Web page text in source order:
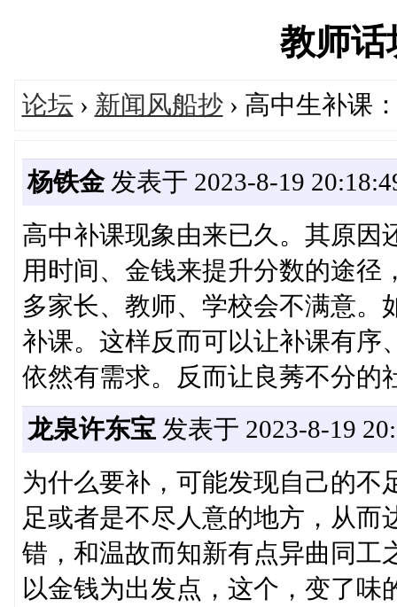
教师话
论坛 › 新闻风船抄› 高中生补课
杨铁金发表于 2023-8-19
高中补课现象由来已久。其原因
用时间、金钱来提升分数的途径
多家长、教师、学校会不满意。
补课。这样反而可以让补课有序
依然有需求。反而让良莠不分的
龙泉许东宝 发表于 2023-8-19
为什么要补，可能发现自己的不
足或者是不尽人意的地方，从而
错，和温故而知新有点异曲同工
以金钱为出发点，这个，变了